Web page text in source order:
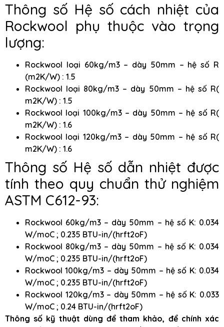
Thông số Hệ số cách nhiệt của
Rockwool phụ thuộc vào trọng
lượng:
Rockwool loại 60kg/m3 – dày 50mm – hệ số R
(m2K/W) : 1.5
Rockwool loại 80kg/m3 – dày 50mm – hệ số R(
m2K/W) : 1.5
Rockwool loại 100kg/m3 – dày 50mm – hệ số R(
m2K/W) : 1.6
Rockwool loại 120kg/m3 – dày 50mm – hệ số R(
m2K/W) : 1.6
Thông số Hệ số dẫn nhiệt được
tính theo quy chuẩn thử nghiệm
ASTM C612-93:
Rockwool 60kg/m3 – dày 50mm – hệ số K: 0.034
W/moC ; 0.235 BTU-in/(hrft2oF)
Rockwool 80kg/m3 – dày 50mm – hệ số K: 0.034
W/moC ; 0.235 BTU-in/(hrft2oF)
Rockwool 100kg/m3 – dày 50mm – hệ số K: 0.034
W/moC ; 0.235 BTU-in/(hrft2oF)
Rockwool 120kg/m3 – dày 50mm – hệ số K: 0.033
W/moC ; 0.24 BTU-in/(hrft2oF)
Thông số kỹ thuật dùng để tham khảo, để chính xác